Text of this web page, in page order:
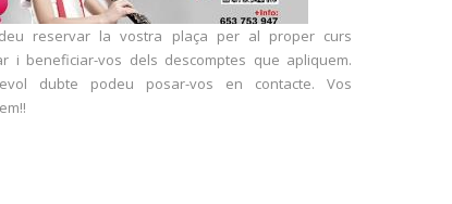
reservar la vostra plaça per al proper curs
i beneficiar-vos dels descomptes que apliquem.
dubte podeu posar-vos en contacte. Vos